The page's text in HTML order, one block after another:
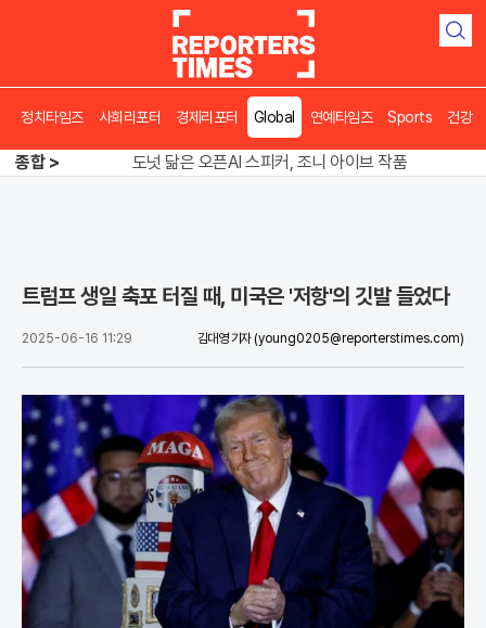
검
정치타임즈 사회리포터 경제리포터 Global 연예타임즈 Sports 건강
종합 >
송영길 인천서 반전 노려, 2주차 경선 요동
도넛 닮은 오픈AI 스피커, 조니 아이브 작품
트럼프 생일 축포 터질 때, 미국은 '저항'의 깃발 들었다
2025-06-16 11:29 김대영 기자 (young0205@reporterstimes.com)